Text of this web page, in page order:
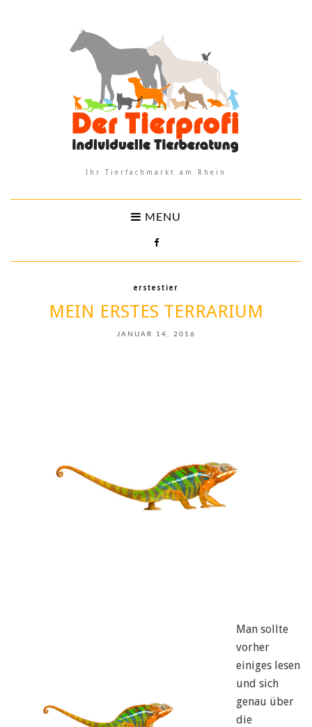
Ihr Tierfachmarkt am Rhein
MENU
erstestier
MEIN ERSTES TERRARIUM
JANUAR 14, 2016
Man sollte
vorher
einiges lesen
und sich
genau über
die